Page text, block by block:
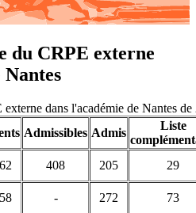
du CRPE externe
Nantes
externe dans l'académie de Nantes
Admissibles Admis
Liste
408 205
29
- 272
73